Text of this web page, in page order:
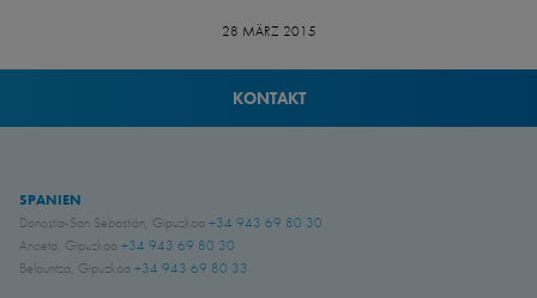
28 MÄRZ 2015
KONTAKT
SPANIEN
Donostia-San Sebastián, Gipuzkoa +34 943 69 80 30
Anoeta, Gipuzkoa +34 943 69 80 30
Belauntza, Gipuzkoa +34 943 69 80 33